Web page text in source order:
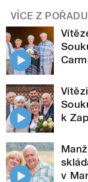
VÍCE Z POŘADU
k
v